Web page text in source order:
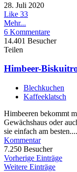
28. Juli 2020
Like 33
Mehr...
6 Kommentare
14.401 Besucher
Teilen
Himbeer-
Blechkuchen
Kaffeeklatsch
Himbeeren bekommt
Gewächshaus oder
sie einfach am besten....
Kommentar
7.250 Besucher
Vorherige Einträge
Weitere Einträge